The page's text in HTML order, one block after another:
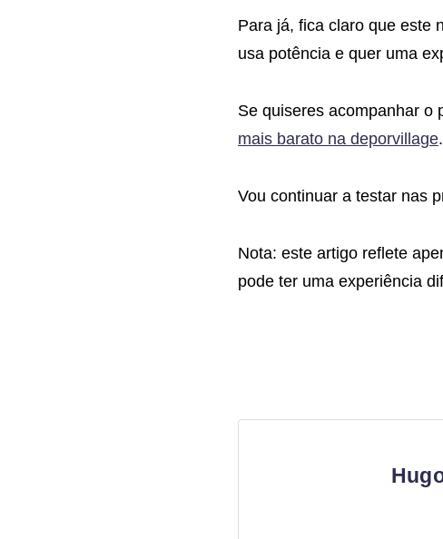
Para já, fica claro que este
usa potência e quer uma
Se quiseres acompanhar o
mais barato na deporvillage.
Vou continuar a testar nas
Nota: este artigo reflete
pode ter uma experiência